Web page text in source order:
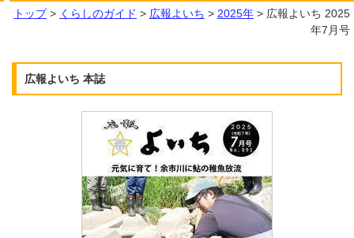
トップ> くらしのガイド > 広報よいち > 2025年 > 広報よいち 2025
年7月号
広報よいち 本誌